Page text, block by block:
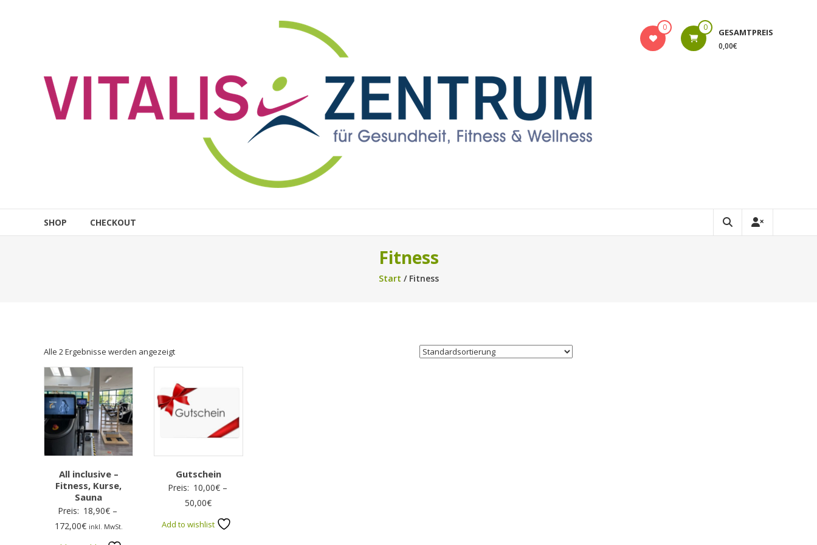
Shop
0 0 GESAMTPREIS
0,00€
SHOP CHECKOUT
Fitness
Start / Fitness
Alle 2 Ergebnisse werden angezeigt
All inclusive –
Fitness, Kurse,
Sauna
Preis: 18,90€ –
172,00€Preisspanne:
18,90€
inkl. MwSt.
Gutschein
Preis: 10,00€ –
50,00€Preisspanne:
10,00€
bis
Add to wishlist